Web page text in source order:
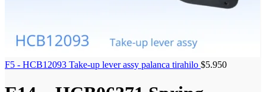
F5 - HCB12093 Take-up lever assy palanca tirahilo $5.950